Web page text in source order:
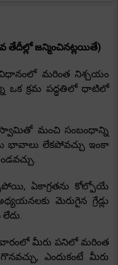
తేదీల్లో జన్మించినట్లయితే)
విధానంలో మరింత నిశ్చయం
ఒక క్రమ పద్ధతిలో ధాటిలో
మంచి సంబంధాన్ని
భావాలు లేకపోవచ్చు ఇంకా
ఏకాగ్రతను కోల్పోయే
మెరుగైన గ్రేడ్లు
వారంలో మీరు పనిలో మరింత
ఎందుకంటే మీరు